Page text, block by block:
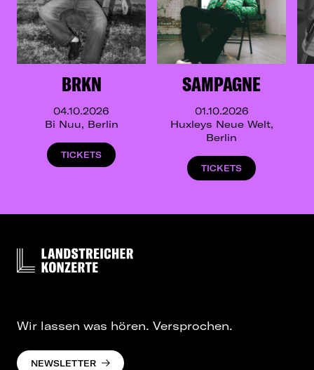
BRKN
04.10.2026
Bi Nuu, Berlin
TICKETS
SAMPAGNE
01.10.2026
Huxleys Neue Welt,
Berlin
TICKETS
Wir lassen was hören. Versprochen.
NEWSLETTER